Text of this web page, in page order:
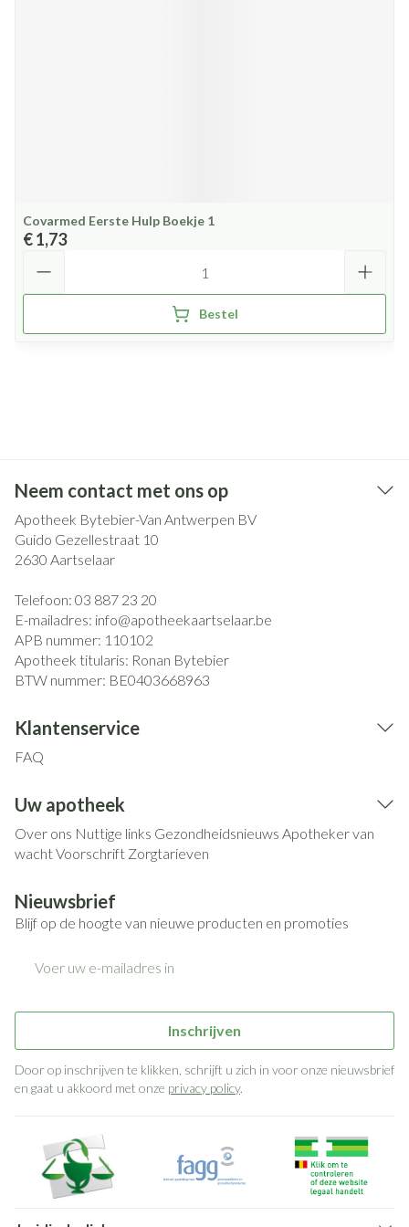
Covarmed Eerste Hulp Boekje 1
€ 1,73
Bestel
Neem contact met ons op
Apotheek Bytebier-Van Antwerpen BV
Guido Gezellestraat 10
2630 Aartselaar
Telefoon: 03 887 23 20
E-mailadres: info@apotheekaartselaar.be
APB nummer: 110102
Apotheek titularis: Ronan Bytebier
BTW nummer: BE0403668963
Klantenservice
FAQ
Uw apotheek
Over ons Nuttige links Gezondheidsnieuws Apotheker van
wachtVoorschrift Zorgtarieven
Nieuwsbrief
Blijf op de hoogte van nieuwe producten en promoties
Inschrijven
Door op inschrijven te klikken, schrijft u zich in voor onze nieuwsbrief
en gaat u akkoord met onze privacy policy.